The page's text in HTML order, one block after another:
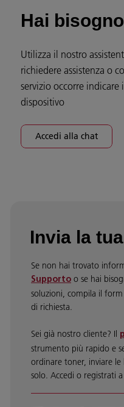
Hai
Utilizza il nostro
richiedere assistenza o
servizio occorre
dispositivo
Accedi alla chat
Invia la
Se non hai trovato
Supporto o se hai
soluzioni, compila il
di richiesta.
Sei già nostro cliente? Il
strumento più rapido e
ordinare toner, inviare
solo. Accedi o registrati a